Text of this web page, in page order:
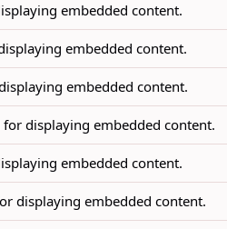
embedded content.
embedded content.
embedded content.
for displaying embedded content.
embedded content.
displaying embedded content.